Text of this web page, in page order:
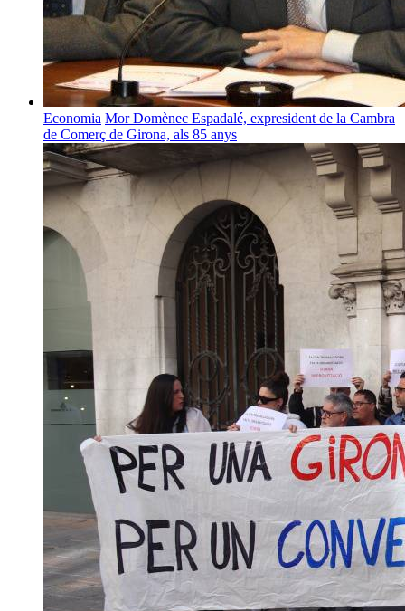
Economia Mor Domènec Espadalé, expresident de la Cambra
de Comerç de Girona, als 85 anys